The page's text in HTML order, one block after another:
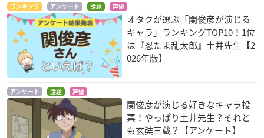
ーベ ヴィーダー
ルートヴィッヒ
ED DESTINY FINAL
PLUS ～選ばれた未
来～
レイ・ザ・バレル
ランキング アンケート 話題 声優
オタクが選ぶ「関俊彦が演じる
キャラ」ランキングTOP10！1位
は『忍たま乱太郎』土井先生【2
026年版】
アンケート 話題 声優
関俊彦が演じる好きなキャラ投
票！やっぱり土井先生？それと
も玄奘三蔵？【アンケート】